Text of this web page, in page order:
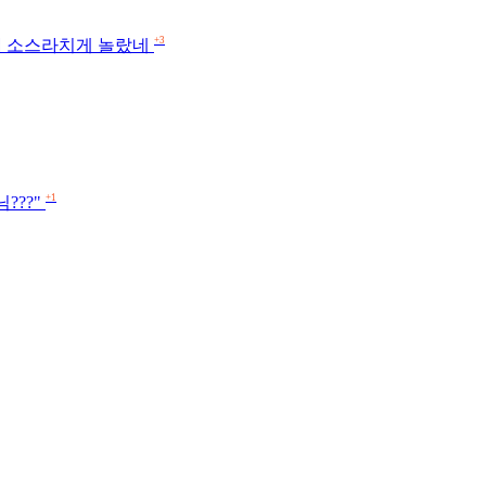
스라치게 놀랐네 +3
???" +1